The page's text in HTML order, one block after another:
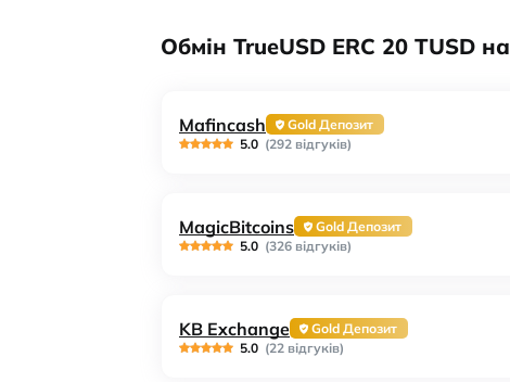
Обмін TrueUSD ERC 20 TUSD
Mafincash
Gold Депозит
5.0 (292 відгуків)
MagicBitcoins
Gold Депозит
5.0 (326 відгуків)
KB Exchange
Gold Депозит
5.0 (22 відгуків)